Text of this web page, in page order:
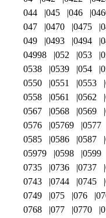
044
045 046
047
0470 0475
049
0493 0494
04998
052 053
0538
0539 054
0550
0551 0553
0558
0561 0562
0567
0568 0569
0576
05769 0577
0585
0586 0587
05979
0598 0599
0735
0736 0737
0743
0744 0745
0749
075 076
0768
077 0770